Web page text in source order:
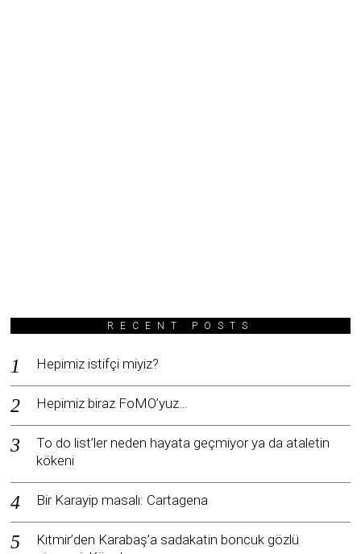
RECENT POSTS
Hepimiz istifçi miyiz?
Hepimiz biraz FoMO’yuz…
To do list’ler neden hayata geçmiyor ya da ataletin
kökeni
Bir Karayip masalı: Cartagena
Kıtmir’den Karabaş’a sadakatin boncuk gözlü